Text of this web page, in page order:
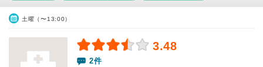
土曜（〜13:00）
3.48
2件